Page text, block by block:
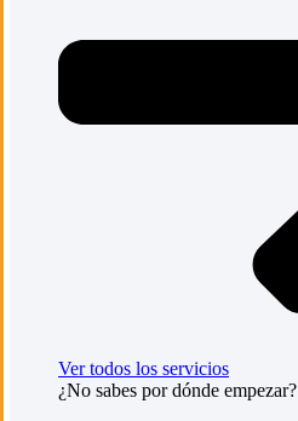
Ver todos los servicios
¿No sabes por dónde empezar?